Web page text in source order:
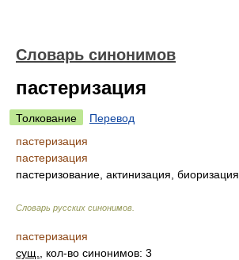
Словарь синонимов
пастеризация
Толкование
Перевод
пастеризация
пастеризация
пастеризование, актинизация, биоризация
Словарь русских синонимов
пастеризация
сущ.
, кол-во синонимов: 3